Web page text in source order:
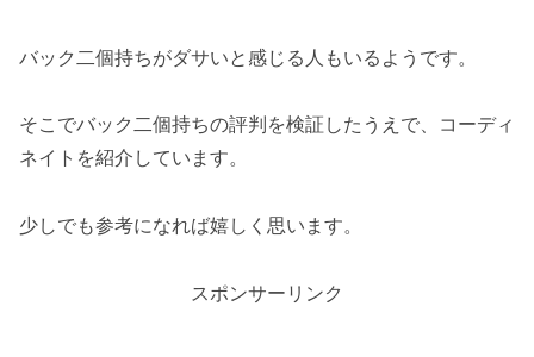
バック二個持ちがダサいと感じる人もいるようです。
そこでバック二個持ちの評判を検証したうえで、コーディ
ネイトを紹介しています。
少しでも参考になれば嬉しく思います。
スポンサーリンク